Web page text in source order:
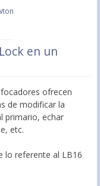
en un
ofrecen
de modificar la
primario, echar
etc.
lo referente al LB16